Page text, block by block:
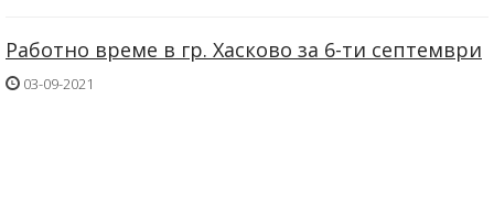
Работно време в гр. Хасково за 6-ти септември
03-09-2021